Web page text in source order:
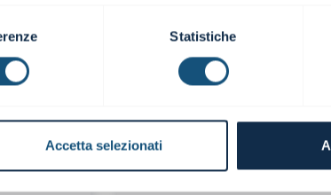
Statistiche
Accetta selezionati